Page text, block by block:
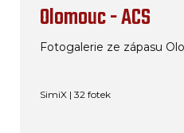
Olomouc - ACS
Fotogalerie ze zápasu
SimiX | 32 fotek